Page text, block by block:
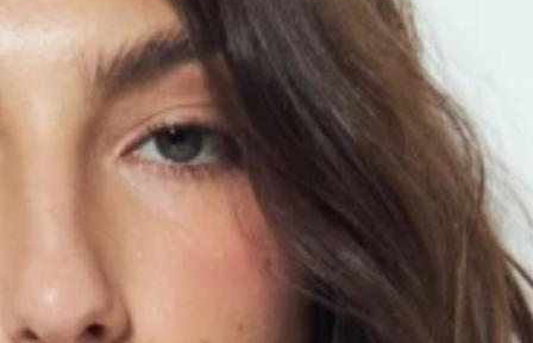
Ayuda
Tiendas